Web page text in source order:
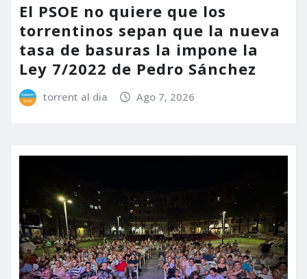
El PSOE no quiere que los
torrentinos sepan que la nueva
tasa de basuras la impone la
Ley 7/2022 de Pedro Sánchez
torrent al dia Ago 7, 2026